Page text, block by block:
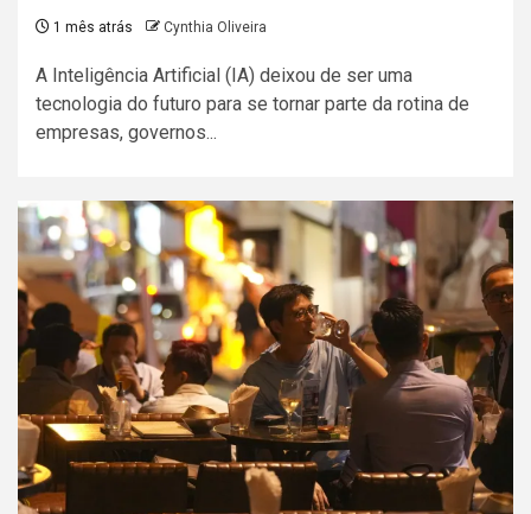
1 mês atrás Cynthia Oliveira
A Inteligência Artificial (IA) deixou de ser uma
tecnologia do futuro para se tornar parte da rotina de
empresas, governos...